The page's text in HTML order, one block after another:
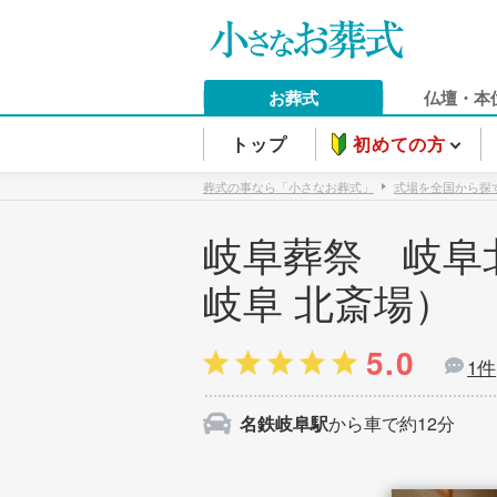
お葬式 仏壇・本
トップ 初めての方
葬式の事なら「小さなお葬式」 式場を全国から探
岐阜葬祭 岐阜
岐阜 北斎場）
5.0 1件
名鉄岐阜駅から車で約12分